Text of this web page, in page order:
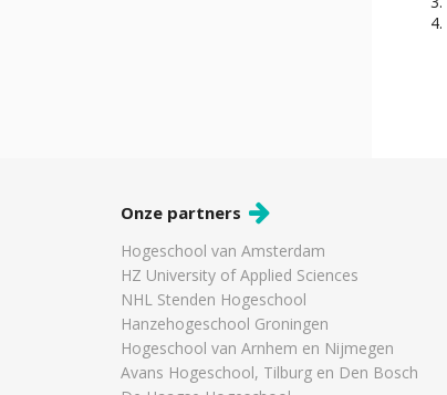
Onze partners
Hogeschool van Amsterdam
HZ University of Applied Sciences
NHL Stenden Hogeschool
Hanzehogeschool Groningen
Hogeschool van Arnhem en Nijmegen
Avans Hogeschool, Tilburg en Den Bosch